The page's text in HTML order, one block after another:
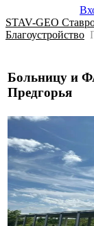
STAV-GEO
Благоустройство
Больницу и
Предгорья